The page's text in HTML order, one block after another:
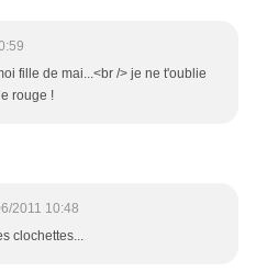
fille de mai...<br /> je ne t'oublie
rouge !
2011 10:48
clochettes...